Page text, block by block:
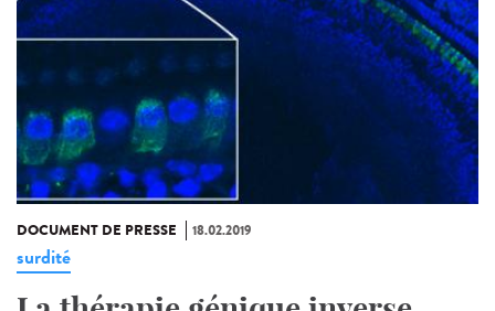
DOCUMENT DE PRESSE 18.02.2019
surdité